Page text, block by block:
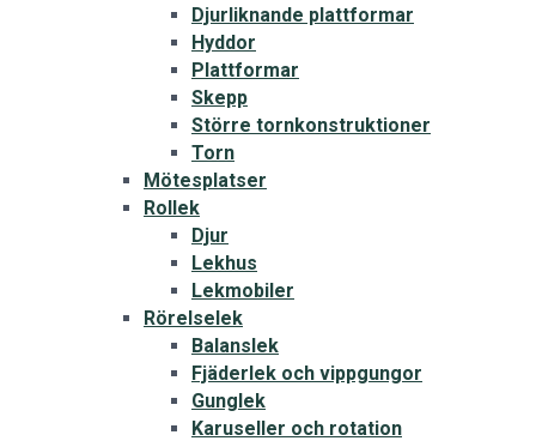
Djurliknande plattformar
Hyddor
Plattformar
Skepp
Större tornkonstruktioner
Torn
Mötesplatser
Rollek
Djur
Lekhus
Lekmobiler
Rörelselek
Balanslek
Fjäderlek och vippgungor
Gunglek
Karuseller och rotation